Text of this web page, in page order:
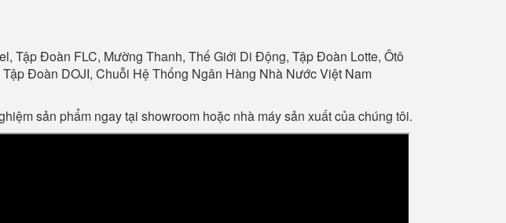
Tập Đoàn FLC, Mường Thanh, Thế Giới Di Động, Tập Đoàn Lotte, Ôtô
Đoàn DOJI, Chuỗi Hệ Thống Ngân Hàng Nhà Nước Việt Nam
sản phẩm ngay tại showroom hoặc nhà máy sản xuất của chúng tôi.